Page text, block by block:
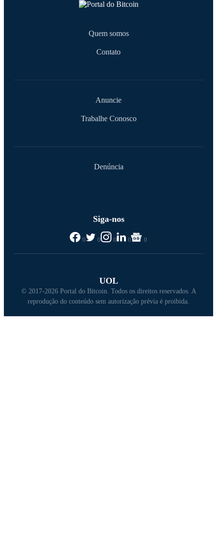
Quem somos
Contato
Anuncie
Trabalhe Conosco
Denúncia
Siga-nos
0 0 0 0 0
UOL
© 2017-2026 Portal do Bitcoin. Todos os direitos reservados. A
reprodução do conteúdo sem autorização prévia é proibida.